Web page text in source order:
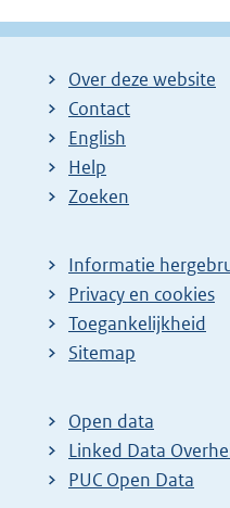
Over deze website
Contact
English
Help
Zoeken
Informatie
Privacy en cookies
Toegankelijkheid
Sitemap
Open data
Linked Data
PUC Open Data